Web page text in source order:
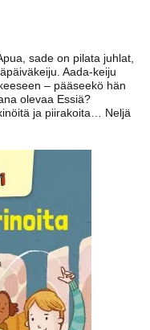
sade on pilata juhlat,
Aada-keiju
– pääseekö hän
olevaa Essiä?
ja piirakoita… Neljä